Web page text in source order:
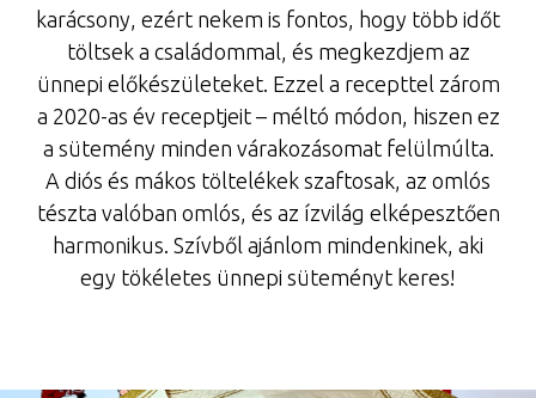
karácsony, ezért nekem is fontos, hogy több időt
töltsek a családommal, és megkezdjem az
ünnepi előkészületeket. Ezzel a recepttel zárom
a 2020-as év receptjeit – méltó módon, hiszen ez
a sütemény minden várakozásomat felülmúlta.
A diós és mákos töltelékek szaftosak, az omlós
tészta valóban omlós, és az ízvilág elképesztően
harmonikus. Szívből ajánlom mindenkinek, aki
egy tökéletes ünnepi süteményt keres!